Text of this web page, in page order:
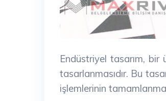
Endüstriyel tasarım, bir
tasarlanmasıdır. Bu
işlemlerinin